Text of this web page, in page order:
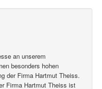
an unserem
besonders hohen
der Firma Hartmut Theiss.
Firma Hartmut Theiss ist